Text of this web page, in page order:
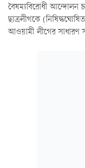
বৈষম্যবিরোধী আন্দোলন
ছাত্রলীগকে
আওয়ামী লীগের সাধারণ